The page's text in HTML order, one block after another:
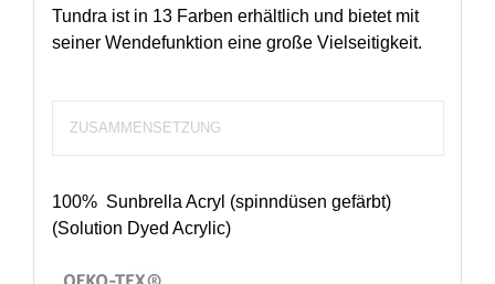
Tundra ist in 13 Farben erhältlich und bietet mit
seiner Wendefunktion eine große Vielseitigkeit.
ZUSAMMENSETZUNG
100% Sunbrella Acryl (spinndüsen gefärbt)
(Solution Dyed Acrylic)